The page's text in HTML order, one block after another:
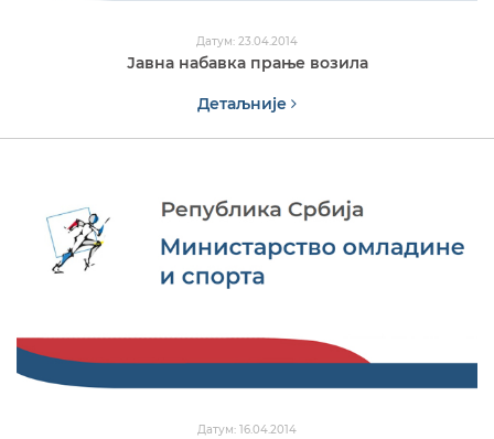
Датум: 23.04.2014
Јавна набавка прање возила
Детаљније
Датум: 16.04.2014